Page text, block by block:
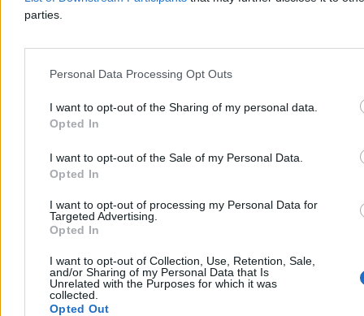
parties.
Personal Data Processing Opt Outs
I want to opt-out of the Sharing of my personal data.
Opted In
I want to opt-out of the Sale of my Personal Data.
Opted In
I want to opt-out of processing my Personal Data for
Targeted Advertising.
Opted In
I want to opt-out of Collection, Use, Retention, Sale,
and/or Sharing of my Personal Data that Is
Unrelated with the Purposes for which it was
collected.
Opted Out
Kamil Gapiński
Kultura